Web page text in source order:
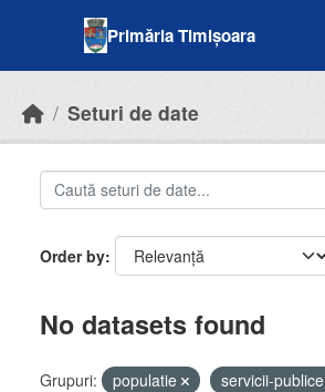
Primăria Timișoara
Seturi de date
Order by
No datasets found
Grupuri: populatie servicii-publice